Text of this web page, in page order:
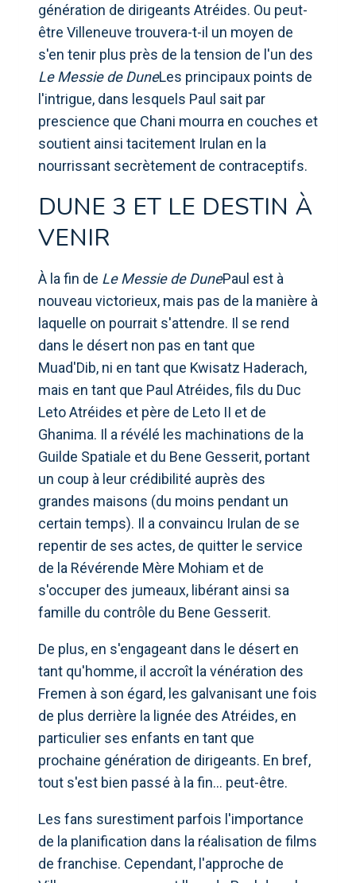
génération de dirigeants Atréides. Ou peut-
être Villeneuve trouvera-t-il un moyen de
s'en tenir plus près de la tension de l'un des
Le Messie de DuneLes principaux points de
l'intrigue, dans lesquels Paul sait par
prescience que Chani mourra en couches et
soutient ainsi tacitement Irulan en la
nourrissant secrètement de contraceptifs.
DUNE 3 ET LE DESTIN À
VENIR
À la fin de Le Messie de DunePaul est à
nouveau victorieux, mais pas de la manière à
laquelle on pourrait s'attendre. Il se rend
dans le désert non pas en tant que
Muad'Dib, ni en tant que Kwisatz Haderach,
mais en tant que Paul Atréides, fils du Duc
Leto Atréides et père de Leto II et de
Ghanima. Il a révélé les machinations de la
Guilde Spatiale et du Bene Gesserit, portant
un coup à leur crédibilité auprès des
grandes maisons (du moins pendant un
certain temps). Il a convaincu Irulan de se
repentir de ses actes, de quitter le service
de la Révérende Mère Mohiam et de
s'occuper des jumeaux, libérant ainsi sa
famille du contrôle du Bene Gesserit.
De plus, en s'engageant dans le désert en
tant qu'homme, il accroît la vénération des
Fremen à son égard, les galvanisant une fois
de plus derrière la lignée des Atréides, en
particulier ses enfants en tant que
prochaine génération de dirigeants. En bref,
tout s'est bien passé à la fin... peut-être.
Les fans surestiment parfois l'importance
de la planification dans la réalisation de films
de franchise. Cependant, l'approche de